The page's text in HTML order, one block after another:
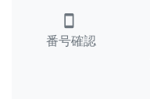
smartphone
番号確認